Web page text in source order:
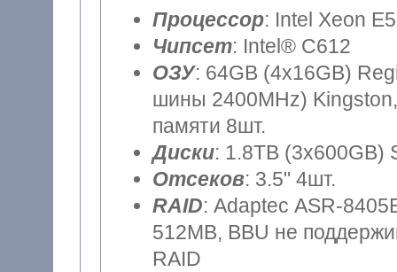
Процессор: Intel Xeon
Чипсет: Intel® C612
ОЗУ: 64GB (4x16GB)
шины 2400MHz)
памяти 8шт.
Диски: 1.8TB (3x600GB)
Отсеков: 3.5" 4шт.
RAID: Adaptec ASR-
512MB, BBU не
RAID